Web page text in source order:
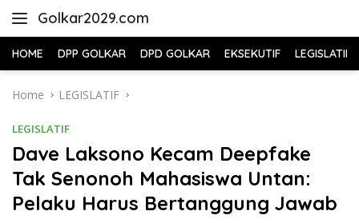
Golkar2029.com
HOME DPP GOLKAR DPD GOLKAR EKSEKUTIF LEGISLATIF
Home LEGISLATIF
LEGISLATIF
Dave Laksono Kecam Deepfake
Tak Senonoh Mahasiswa Untan:
Pelaku Harus Bertanggung Jawab